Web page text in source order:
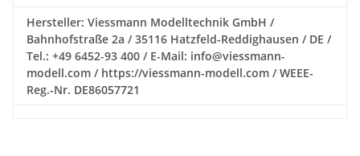
Hersteller: Viessmann Modelltechnik GmbH /
Bahnhofstraße 2a / 35116 Hatzfeld-Reddighausen / DE /
Tel.: +49 6452-93 400 / E-Mail: info@viessmann-
modell.com / https://viessmann-modell.com / WEEE-
Reg.-Nr. DE86057721